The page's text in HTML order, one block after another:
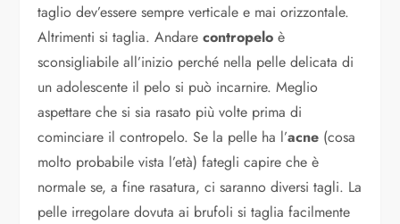
taglio dev’essere sempre verticale e mai orizzontale.
Altrimenti si taglia. Andarecontropelo è
sconsigliabile all’inizio perché nella pelle delicata di
un adolescente il pelo si può incarnire. Meglio
aspettare che si sia rasato più volte prima di
cominciare il contropelo. Se la pelle ha l’acne (cosa
molto probabile vista l’età) fategli capire che è
normale se, a fine rasatura, ci saranno diversi tagli. La
pelle irregolare dovuta ai brufoli si taglia facilmente